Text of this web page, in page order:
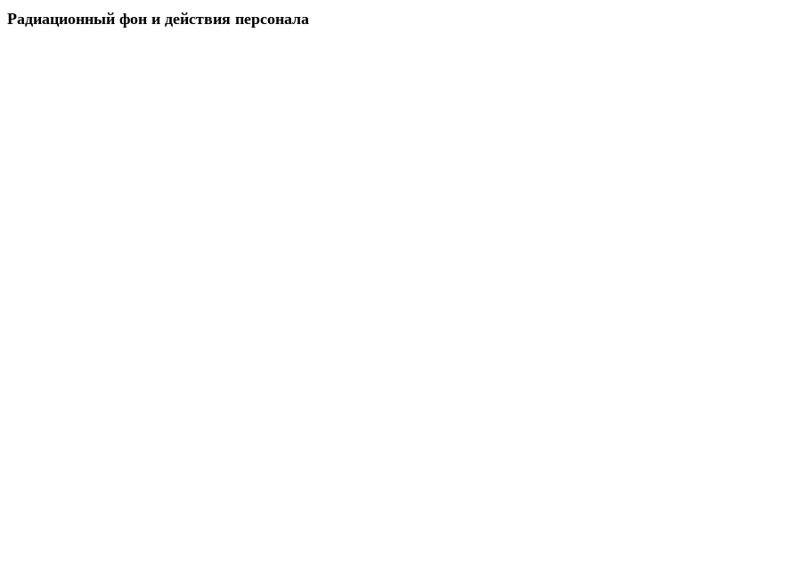
Радиационный фон и действия персонала